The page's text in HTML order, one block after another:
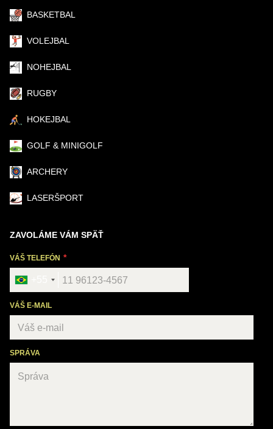
BASKETBAL
VOLEJBAL
NOHEJBAL
RUGBY
HOKEJBAL
GOLF & MINIGOLF
ARCHERY
LASERŠPORT
ZAVOLÁME VÁM SPÄŤ
VÁŠ TELEFÓN
VÁŠ E-MAIL
SPRÁVA